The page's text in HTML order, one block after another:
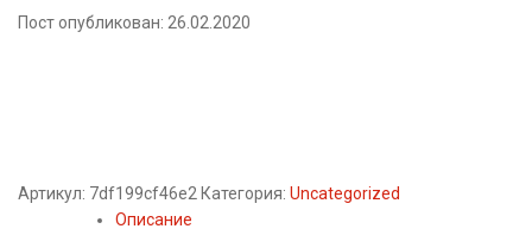
Пост опубликован: 26.02.2020
Артикул: 7df199cf46e2 Категория: Uncategorized
Описание